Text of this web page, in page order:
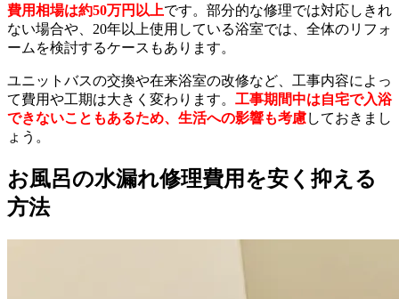
費用相場は約50万円以上です。部分的な修理では対応しきれ
ない場合や、20年以上使用している浴室では、全体のリフォ
ームを検討するケースもあります。
ユニットバスの交換や在来浴室の改修など、工事内容によっ
て費用や工期は大きく変わります。 工事期間中は自宅で入浴
できないこともあるため、生活への影響も考慮しておきまし
ょう。
お風呂の水漏れ修理費用を安く抑える
方法